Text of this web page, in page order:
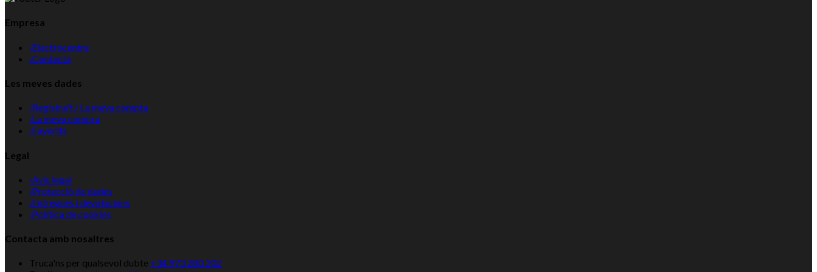
Empresa
›Electrocentre
›Contacta
Les meves dades
›Registra't / La meva compta
›La meva compra
›Favorits
Legal
›Avís legal
›Protecció de dades
›Entregues i devolucions
›Política de cookies
Contacta amb nosaltres
Truca'ns per qualsevol dubte +34 973 280 202